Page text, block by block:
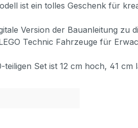
ist ein tolles Geschenk für
Version der Bauanleitung zu
Technic Fahrzeuge für
Set ist 12 cm hoch, 41 cm